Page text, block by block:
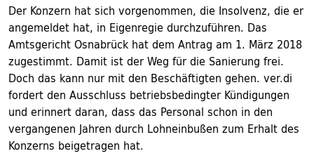
Der Konzern hat sich vorgenommen, die Insolvenz, die er
angemeldet hat, in Eigenregie durchzuführen. Das
Amtsgericht Osnabrück hat dem Antrag am 1. März 2018
zugestimmt. Damit ist der Weg für die Sanierung frei.
Doch das kann nur mit den Beschäftigten gehen. ver.di
fordert den Ausschluss betriebsbedingter Kündigungen
und erinnert daran, dass das Personal schon in den
vergangenen Jahren durch Lohneinbußen zum Erhalt des
Konzerns beigetragen hat.